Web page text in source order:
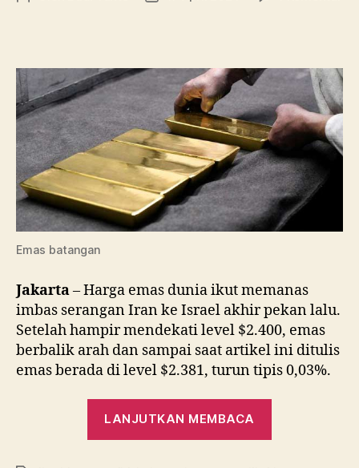
Emas batangan
Jakarta– Harga emas dunia ikut memanas
imbas serangan Iran ke Israel akhir pekan lalu.
Setelah hampir mendekati level $2.400, emas
berbalik arah dan sampai saat artikel ini ditulis
emas berada di level $2.381, turun tipis 0,03%.
LANJUTKAN MEMBACA